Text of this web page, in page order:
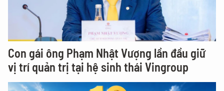
Con gái ông Phạm Nhật Vượng lần đầu giữ
vị trí quản trị tại hệ sinh thái Vingroup